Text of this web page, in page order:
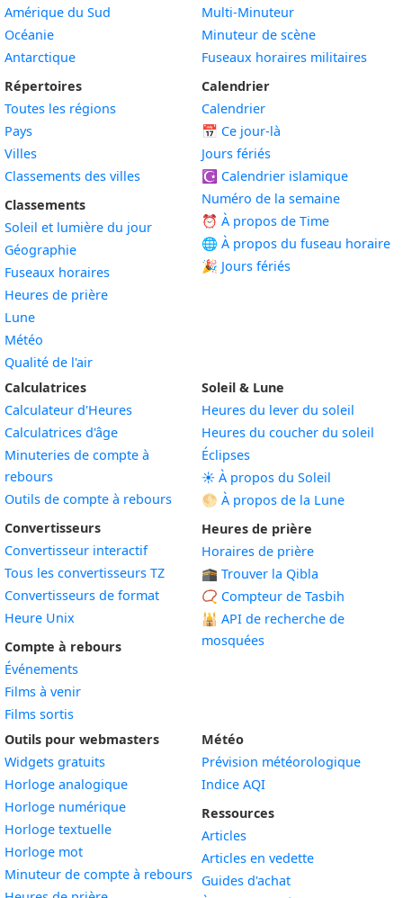
Amérique du Sud
Océanie
Antarctique
Répertoires
Toutes les régions
Pays
Villes
Classements des villes
Classements
Soleil et lumière du jour
Géographie
Fuseaux horaires
Heures de prière
Lune
Météo
Qualité de l'air
Multi-Minuteur
Minuteur de scène
Fuseaux horaires militaires
Calendrier
Calendrier
📅 Ce jour-là
Jours fériés
☪️ Calendrier islamique
Numéro de la semaine
⏰ À propos de Time
🌐 À propos du fuseau horaire
🎉 Jours fériés
Calculatrices
Calculateur d'Heures
Calculatrices d'âge
Minuteries de compte à
rebours
Outils de compte à rebours
Convertisseurs
Convertisseur interactif
Tous les convertisseurs TZ
Convertisseurs de format
Heure Unix
Compte à rebours
Événements
Films à venir
Films sortis
Soleil & Lune
Heures du lever du soleil
Heures du coucher du soleil
Éclipses
☀️ À propos du Soleil
🌕 À propos de la Lune
Heures de prière
Horaires de prière
🕋 Trouver la Qibla
📿 Compteur de Tasbih
🕌 API de recherche de
mosquées
Outils pour webmasters
Widgets gratuits
Horloge analogiqueWidget
Horloge numériqueWidget
Horloge textuelleWidget
Horloge motWidget
Minuteur de compte à rebours Widget
Widget
Météo
Prévision météorologique
Indice AQI
Ressources
Articles
Articles en vedette
Guides d'achat